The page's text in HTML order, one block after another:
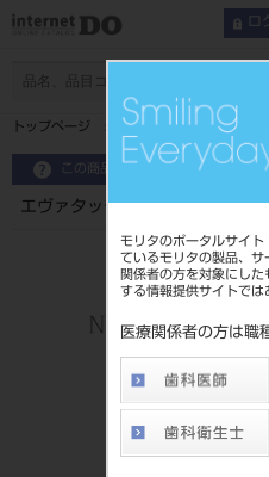
モリタのポータルサイト
ているモリタの製品、
関係者の方を対象にし
する情報提供サイトでは
医療関係者の方は職
ロ
トップページ エヴァタッチ スーパ
この商品に関するお問い合わせ
エヴァタッチ スーパーＥＸ